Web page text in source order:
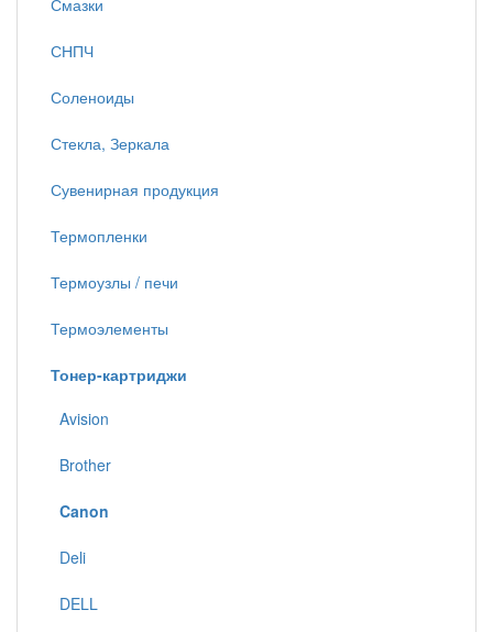
Смазки
СНПЧ
Соленоиды
Стекла, Зеркала
Сувенирная продукция
Термопленки
Термоузлы / печи
Термоэлементы
Тонер-картриджи
Avision
Brother
Canon
Deli
DELL